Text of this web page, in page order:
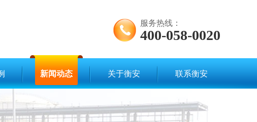
服务热线：
400-058-0020
新闻动态 关于衡安 联系衡安